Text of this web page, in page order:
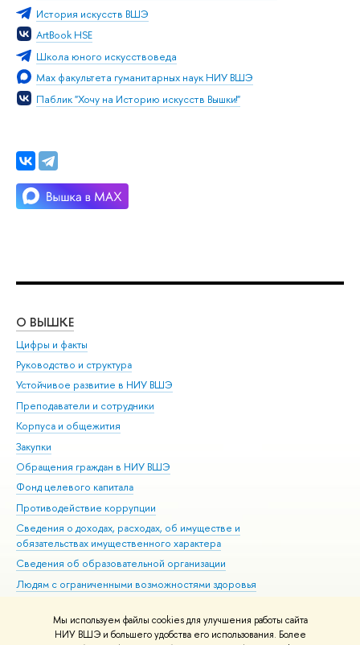
Мы используем файлы cookies для улучшения работы сайта
НИУ ВШЭ и большего удобства его использования. Более
История искусств ВШЭ
ArtBook HSE
Школа юного искусствоведа
Max факультета гуманитарных наук НИУ ВШЭ
Паблик "Хочу на Историю искусств Вышки!"
О ВЫШКЕ
Цифры и факты
Руководство и структура
Устойчивое развитие в НИУ ВШЭ
Преподаватели и сотрудники
Корпуса и общежития
Закупки
Обращения граждан в НИУ ВШЭ
Фонд целевого капитала
Противодействие коррупции
Сведения о доходах, расходах, об имуществе и
обязательствах имущественного характера
Сведения об образовательной организации
Людям с ограниченными возможностями здоровья
Работа в Вышке